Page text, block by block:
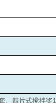
、四片式搅拌桨1